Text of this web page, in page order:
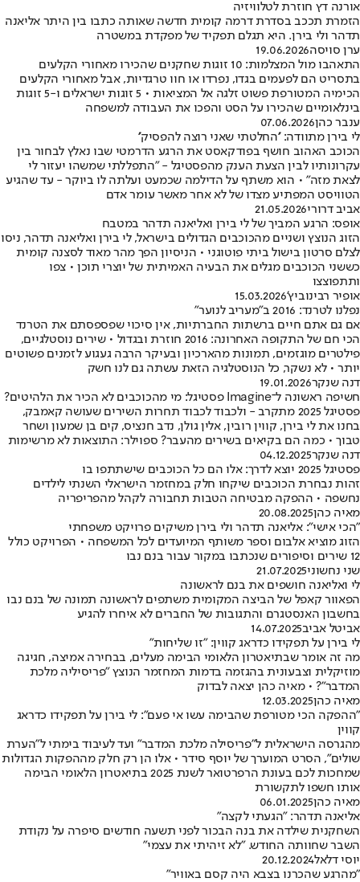
אורנה דץ חוזרת לטלוויזיה
הזמרת תככב בסדרת דרמה קומית חדשה שאותה כתבו בין היתר אליאנה
תדהר ולי בירן. היא תגלם תפקיד של מפקדת במשטרה
ערן סויסה19.06.2026
התאהבו מול המצלמות: 10 זוגות שחקנים שהכירו מאחורי הקלעים
בתסריט הם לפעמים בגדו, נפרדו או חוו טרגדיות, אבל מאחורי הקלעים
הכימיה המטורפת פשוט זלגה אל המציאות • 5 זוגות ישראלים ו-5 זוגות
בינלאומיים שהכירו על הסט והפכו את העבודה למשפחה
ענבר כהן07.06.2026
לי בירן מתוודה: ''החלטתי שאני רוצה להפסיק''
הכוכב האהוב חושף בפודקאסט את הרגע הדרמטי שבו נאלץ לבחור בין
עקרונותיו לבין הצעת הענק מהפסטיגל - "התפללתי שמשהו יעזור לי
לצאת מזה" • הוא משתף על הדילמה שכמעט ועלתה לו ביוקר - עד שהגיע
הטוויסט המפתיע מצדו של לא אחר מאשר עומר אדם
אביב דרורי21.05.2026
אופס: הרגע המביך של לי בירן ואליאנה תדהר במטבח
הזוג הנוצץ ושניים מהכוכבים הגדולים בישראל, לי בירן ואליאנה תדהר, ניסו
לצלם סרטון בישול ביתי פוטוגני • הניסיון הפך מהר מאוד לסצנה קומית
כששני הכוכבים מגלים את הבעיה האמיתית של יוצרי תוכן • צפו
ותתפוצצו
אופיר רבינוביץ'15.03.2026
נפלנו לטרנד: 2016 ב״מעריב לנוער״
אם גם אתם חיים ברשתות החברתיות, אין סיכוי שפספסתם את הטרנד
הכי חם של התקופה האחרונה: 2016 חוזרת ובגדול • שירים נוסטלגיים,
פילטרים מוגזמים, תמונות מהארכיון ובעיקר הרבה געגוע לזמנים פשוטים
יותר • לא נשקר, כל הנוסטלגיה הזאת עשתה גם לנו חשק
דנה שנקר19.01.2026
חשיפה ראשונה ל־Imagine פסטיגל: מי מהכוכבים לא הכיר את הלהיטים?
פסטיגל 2025 מתקרב - ולכבוד לכבוד תחרות השירים שעושה קאמבק,
בחנו את לי בירן, קווין רובין, אלין גולן, נדב חנציס, קים בן שמעון ושחר
טבוך • כמה הם בקיאים בשירים מהעבר? ספוילר: התוצאות לא מרשימות
דנה שנקר04.12.2025
פסטיגל 2025 יוצא לדרך: אלו הם כל הכוכבים שישתתפו בו
זהות נבחרת הכוכבים שיקחו חלק במחזמר הישראלי השנתי לילדים
נחשפה • ההפקה מבטיחה הטבות תחבורה לקהל מהפריפריה
מאיה כהן20.08.2025
"הכי אישי": אליאנה תדהר ולי בירן משיקים פרויקט משפחתי
הזוג מוציא אלבום וספר משותף המיועדים לכל המשפחה • הפרויקט כולל
12 שירים וסיפורים שנכתבו במקור עבור בנם נבו
שני נחשוני21.07.2025
לי ואליאנה חושפים את בנם לראשונה
הפאוור קאפל של הביצה המקומית משתפים לראשונה תמונה של בנם נבו
בחשבון האנסטגרם והתגובות של החברים לא איחרו להגיע
אביטל אביב14.07.2025
לי בירן על תפקידו כדראג קווין: "זו שליחות"
מה זה אומר שבתיאטרון הלאומי הבימה מעלים, בבחירה אמיצה, חגיגה
מוזיקלית וצבעונית בהגזמה בדמות המחזמר הנוצץ "פריסיליה מלכת
המדבר"? • מאיה כהן יצאה לבדוק
מאיה כהן12.03.2025
"ההפקה הכי מטורפת שהבימה עשו אי פעם": לי בירן על תפקידו כדראג
קווין
מהגרסה הישראלית ל"פריסילה מלכת המדבר" ועד לעיבוד בימתי ל"הערת
שולים", הסרט המוערך של יוסף סידר • אלו הן רק חלק מההפקות הגדולות
שמחכות לכם בעונת הרפרטואר לשנת 2025 בתיאטרון הלאומי הבימה
אותו חשפו לתקשורת
מאיה כהן06.01.2025
אליאנה תדהר: "הגעתי לקצה"
השחקנית שילדה את בנה הבכור לפני תשעה חודשים סיפרה על נקודת
השבר שחוותה החודש. "לא זיהיתי את עצמי"
יוסי דלאל20.12.2024
"מהרגע שהכרנו בצבא היה קסם באוויר"